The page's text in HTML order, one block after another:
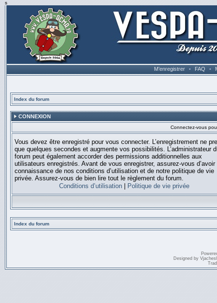
s
M’enregistrer • FAQ •
Index du forum
CONNEXION
Connectez-vous
Vous devez être enregistré pour vous connecter. L’enregistrement ne
que quelques secondes et augmente vos possibilités. L’administrateur
forum peut également accorder des permissions additionnelles aux
utilisateurs enregistrés. Avant de vous enregistrer, assurez-vous d’avoir
connaissance de nos conditions d’utilisation et de notre politique de vie
privée. Assurez-vous de bien lire tout le règlement du forum.
Conditions d’utilisation
Politique de vie privée
Index du forum
Designed by